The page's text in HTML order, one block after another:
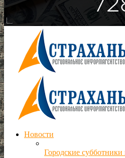
Новости
Городские